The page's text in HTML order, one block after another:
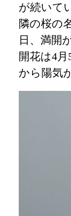
が続いて
隣の桜の
日、満開
開花は4
から陽気